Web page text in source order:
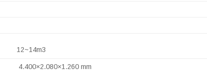
12~14m3
4.400×2.080×1.260 mm